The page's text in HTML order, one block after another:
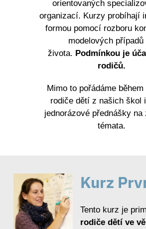
orientovaných
organizací. Kurzy probíhají
formou pomocí rozboru
modelových případů
života. Podmínkou je
rodičů.
Mimo to pořádáme
rodiče dětí z našich škol
jednorázové přednášky na
témata.
Kurz
Tento kurz je
rodiče dětí ve